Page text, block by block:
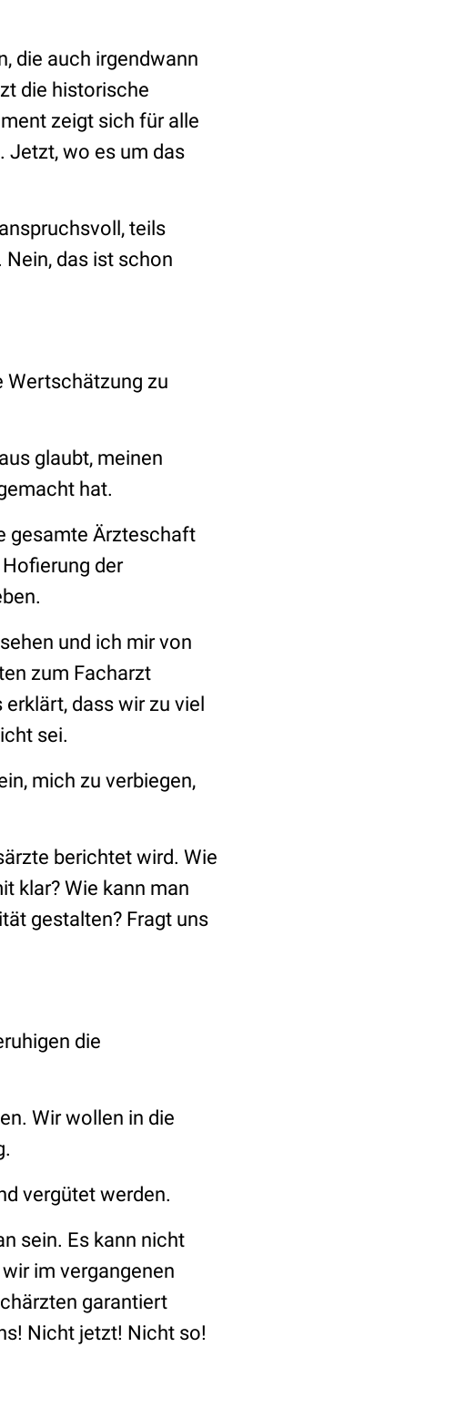
die auch irgendwann
die historische
zeigt sich für alle
Jetzt, wo es um das
teils
das ist schon
Wertschätzung zu
glaubt, meinen
hat.
gesamte Ärzteschaft
der
und ich mir von
zum Facharzt
dass wir zu viel
sei.
mich zu verbiegen,
berichtet wird. Wie
klar? Wie kann man
gestalten? Fragt uns
die
Wir wollen in die
vergütet werden.
sein. Es kann nicht
im vergangenen
garantiert
Nicht jetzt! Nicht so!